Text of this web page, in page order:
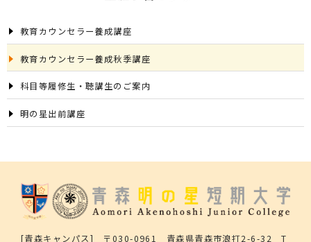
教育カウンセラー養成講座
教育カウンセラー養成秋季講座
科目等履修生・聴講生のご案内
明の星出前講座
[青森キャンパス] 〒030-0961 青森県青森市浪打2-6-32 T